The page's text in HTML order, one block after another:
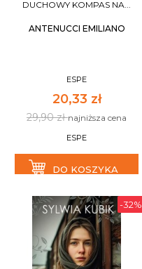
DUCHOWY KOMPAS NA...
ANTENUCCI EMILIANO
ESPE
20,33 zł
29,90 złnajniższa cena
ESPE
DO KOSZYKA
-32%